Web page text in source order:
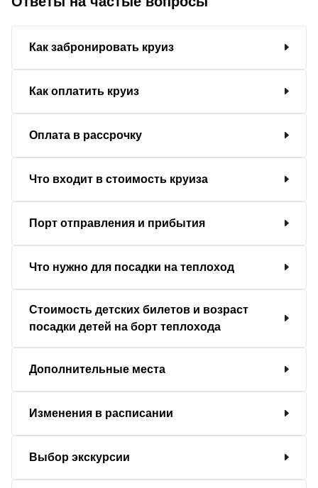
Как забронировать круиз
Как оплатить круиз
Оплата в рассрочку
Что входит в стоимость круиза
Порт отправления и прибытия
Что нужно для посадки на теплоход
Стоимость детских билетов и возраст
посадки детей на борт теплохода
Дополнительные места
Изменения в расписании
Выбор экскурсии